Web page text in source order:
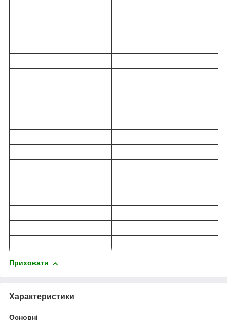
Приховати
Характеристики
Основні